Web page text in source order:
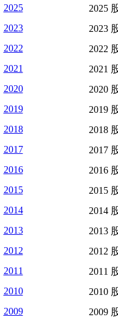
2025
2025
2023
2023
2022
2022
2021
2021
2020
2020
2019
2019
2018
2018
2017
2017
2016
2016
2015
2015
2014
2014
2013
2013
2012
2012
2011
2011
2010
2010
2009
2009